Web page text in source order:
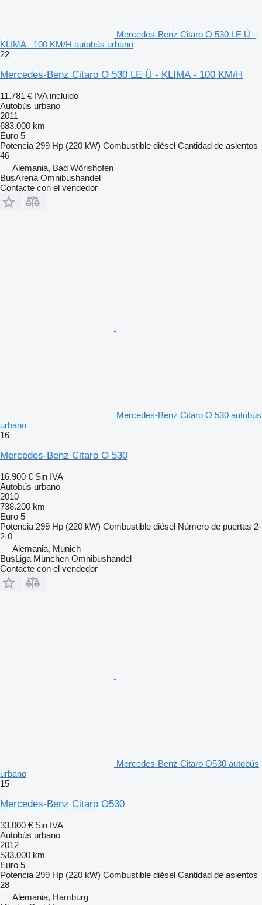
Mercedes-Benz Citaro O 530 LE Ü -
KLIMA - 100 KM/H autobús urbano
22
Mercedes-Benz Citaro O 530 LE Ü - KLIMA - 100 KM/H
11.781 € IVA incluido
Autobús urbano
2011
683.000 km
Euro 5
Potencia 299 Hp (220 kW) Combustible diésel Cantidad de asientos
46
Alemania, Bad Wörishofen
BusArena Omnibushandel
Contacte con el vendedor
Mercedes-Benz Citaro O 530 autobús
urbano
16
Mercedes-Benz Citaro O 530
16.900 € Sin IVA
Autobús urbano
2010
738.200 km
Euro 5
Potencia 299 Hp (220 kW) Combustible diésel Número de puertas 2-
2-0
Alemania, Munich
BusLiga München Omnibushandel
Contacte con el vendedor
Mercedes-Benz Citaro O530 autobús
urbano
15
Mercedes-Benz Citaro O530
33.000 € Sin IVA
Autobús urbano
2012
533.000 km
Euro 5
Potencia 299 Hp (220 kW) Combustible diésel Cantidad de asientos
28
Alemania, Hamburg